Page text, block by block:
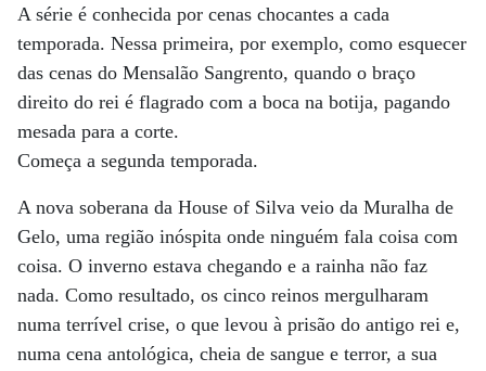
A série é conhecida por cenas chocantes a cada
temporada. Nessa primeira, por exemplo, como esquecer
das cenas do Mensalão Sangrento, quando o braço
direito do rei é flagrado com a boca na botija, pagando
mesada para a corte.
Começa a segunda temporada.
A nova soberana da House of Silva veio da Muralha de
Gelo, uma região inóspita onde ninguém fala coisa com
coisa. O inverno estava chegando e a rainha não faz
nada. Como resultado, os cinco reinos mergulharam
numa terrível crise, o que levou à prisão do antigo rei e,
numa cena antológica, cheia de sangue e terror, a sua